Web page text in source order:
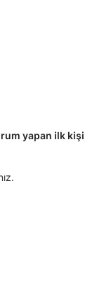
yapan ilk kişi
.